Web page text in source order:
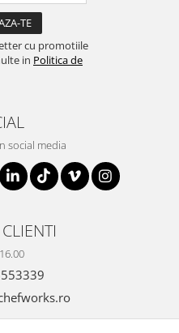
cu promotiile
in Politica de
social media